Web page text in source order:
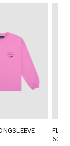
60 €